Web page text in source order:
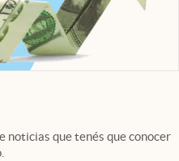
noticias que tenés que conocer